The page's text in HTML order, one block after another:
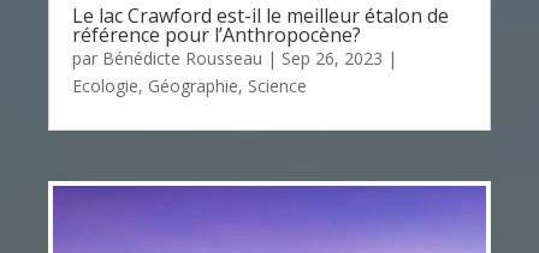
Le lac Crawford est-il le meilleur étalon de
référence pour l’Anthropocène?
par Bénédicte Rousseau | Sep 26, 2023 |
Ecologie, Géographie, Science